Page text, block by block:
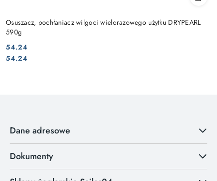
Osuszacz, pochłaniacz wilgoci wielorazowego użytku DRYPEARL
590g
Cena:
54.24
Cena:
54.24
Dane adresowe
Dokumenty